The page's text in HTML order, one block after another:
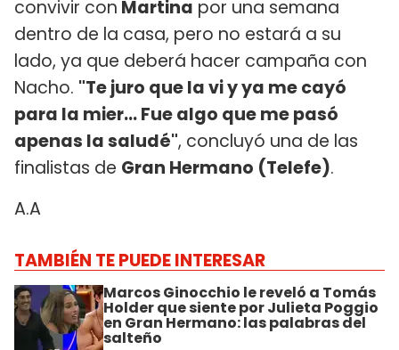
convivir con Martina por una semana
dentro de la casa, pero no estará a su
lado, ya que deberá hacer campaña con
Nacho. "Te juro que la vi y ya me cayó
para la mier... Fue algo que me pasó
apenas la saludé", concluyó una de las
finalistas de Gran Hermano (Telefe).
A.A
TAMBIÉN TE PUEDE INTERESAR
Marcos Ginocchio le reveló a Tomás
Holder que siente por Julieta Poggio
en Gran Hermano: las palabras del
salteño